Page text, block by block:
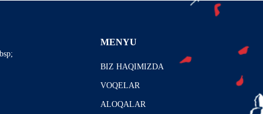
MENYU
BIZ HAQIMIZDA
VOQELAR
ALOQALAR